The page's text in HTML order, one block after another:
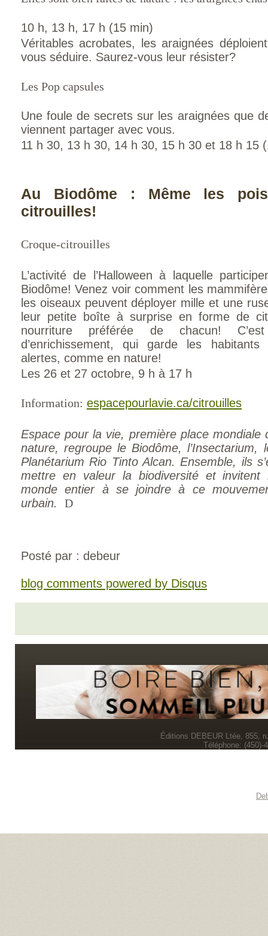
10 h, 13 h, 17 h (15 min)
Véritables acrobates, les araignées
vous séduire. Saurez-vous leur résister?
Les Pop capsules
Une foule de secrets sur les araignées que
viennent partager avec vous.
11 h 30, 13 h 30, 14 h 30, 15 h 30 et 18 h 15
Au Biodôme : Même les
citrouilles!
Croque-citrouilles
L’activité de l’Halloween à laquelle
Biodôme! Venez voir comment les
les oiseaux peuvent déployer mille et une
leur petite boîte à surprise en forme de
nourriture préférée de chacun!
d’enrichissement, qui garde les
alertes, comme en nature!
Les 26 et 27 octobre, 9 h à 17 h
Information: espacepourlavie.ca/citrouilles
Espace pour la vie, première place mondiale
nature, regroupe le Biodôme, l’Insectarium,
Planétarium Rio Tinto Alcan. Ensemble, ils
mettre en valeur la biodiversité et invitent
monde entier à se joindre à ce
urbain. D
Posté par : debeur
blog comments powered by Disqus
Éditions DEBEUR Ltée, 855,
Téléphone: (450)-